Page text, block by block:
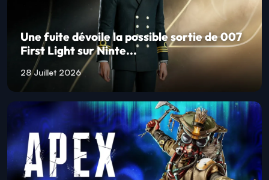
Une fuite dévoile la possible sortie de 007
First Light sur Ninte...
28 Juillet 2026